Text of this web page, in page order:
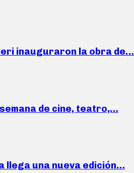
inauguraron la obra de…
de cine, teatro,…
llega una nueva edición…